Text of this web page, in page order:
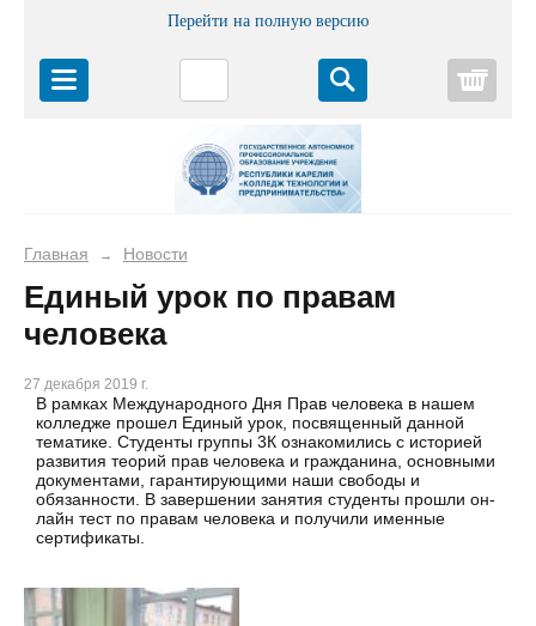
Перейти на полную версию
Главная → Новости
Единый урок по правам
человека
27 декабря 2019 г.
В рамках Международного Дня Прав человека в нашем
колледже прошел Единый урок, посвященный данной
тематике. Студенты группы 3К ознакомились с историей
развития теорий прав человека и гражданина, основными
документами, гарантирующими наши свободы и
обязанности. В завершении занятия студенты прошли он-
лайн тест по правам человека и получили именные
сертификаты.